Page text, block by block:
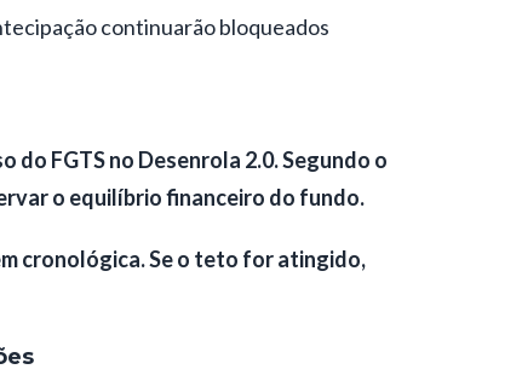
continuarão bloqueados
do FGTS no Desenrola 2.0. Segundo o
o equilíbrio financeiro do fundo.
cronológica. Se o teto for atingido,